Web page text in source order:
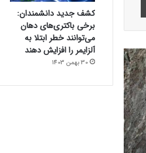
کشف جدید دانشمندان:
برخی باکتری‌های دهان
می‌توانند خطر ابتلا به
آلزایمر را افزایش دهند
30 بهمن 1403